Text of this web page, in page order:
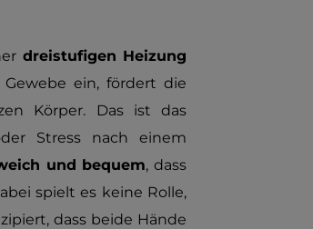
dreistufigen Heizung
ein, fördert die
Körper. Das ist das
Stress nach einem
und bequem, dass
spielt es keine Rolle,
dass beide Hände